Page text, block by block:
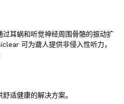
耳蜗和听觉神经周围骨骼的振动扩
可为聋人提供非侵入性听力，
适健康的解决方案。